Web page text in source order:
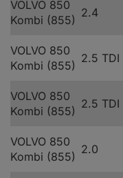
VOLVO 850
Kombi (855)
2.4
VOLVO 850
Kombi (855)
2.5 TDI
VOLVO 850
Kombi (855)
2.5 TDI
VOLVO 850
Kombi (855)
2.0